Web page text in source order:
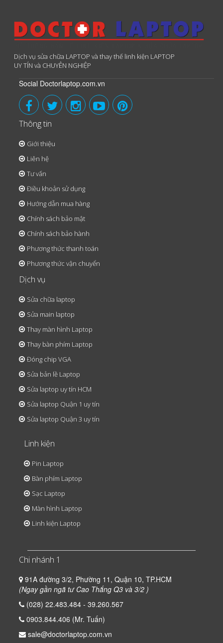
Dịch vụ sửa chữa LAPTOP và thay thế linh kiện LAPTOP
UY TÍN và CHUYÊN NGHIỆP
Social Doctorlaptop.com.vn
Thông tin
Giới thiệu
Liên hệ
Tư vấn
Điều khoản sử dụng
Hướng dẫn mua hàng
Chính sách bảo mật
Chính sách bảo hành
Phương thức thanh toán
Phương thức vận chuyển
Dịch vụ
Sửa chữa laptop
Sửa main laptop
Thay màn hình Laptop
Thay bàn phím Laptop
Đóng chip VGA
Sửa bản lề Laptop
Sửa laptop uy tín HCM
Sửa laptop Quận 1 uy tín
Sửa laptop Quận 3 uy tín
Linh kiện
Pin Laptop
Bàn phím Laptop
Sạc Laptop
Màn hình Laptop
Linh kiện Laptop
Chi nhánh 1
91A đường 3/2, Phường 11, Quận 10, TP.HCM
(Ngay gần ngã tư Cao Thắng Q3 và 3/2 )
(028) 22.483.484 - 39.260.567
0903.844.406 (Mr. Tuấn)
sale@doctorlaptop.com.vn